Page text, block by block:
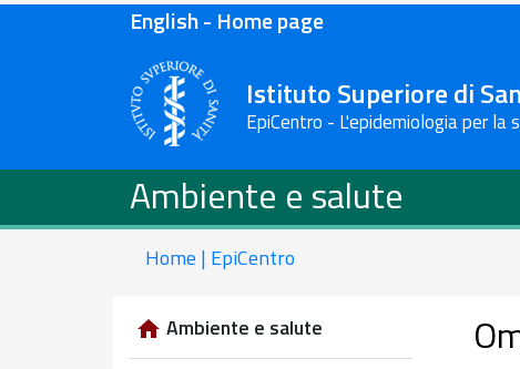
English - Home page
Istituto Superiore di
EpiCentro - L'epidemiologia per la
Ambiente e salute
Home | EpiCentro
Ambiente e salute